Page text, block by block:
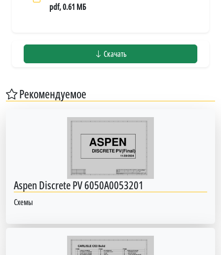
pdf, 0.61 МБ
Скачать
Рекомендуемое
Aspen Discrete PV 6050A0053201
Схемы